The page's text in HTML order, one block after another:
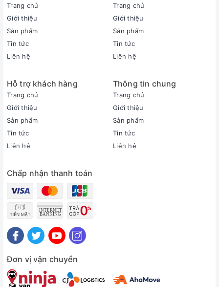
Có Inverter
Công suất làm lạnh:
1 HP - 9000 BTU
Độ ồn trung bình (được đo trong phòng thí nghiệm):
Dòng sản phẩm:
2026
Sản xuất tại:
Thái Lan
Thời gian bảo hành cục lạnh, cục nóng:
Thời gian bảo hành máy nén:
Chất liệu dàn tản nhiệt:
Ống dẫn gas bằng Đồng - Lá tản nhiệt bằng Nhôm phủ
DuraFin
Loại Gas:
R-32
Mức tiêu thụ điện năng
Tiêu thụ điện:
0.67 kWh
Nhãn năng lượng:
5 sao (Hiệu suất năng lượng 5.42)
Trang chủ
Giới thiệu
Sản phẩm
Tin tức
Liên hệ
Trang chủ
Giới thiệu
Sản phẩm
Tin tức
Liên hệ
Hỗ trợ khách hàng
Trang chủ
Giới thiệu
Sản phẩm
Tin tức
Liên hệ
Thông tin chung
Trang chủ
Giới thiệu
Sản phẩm
Tin tức
Liên hệ
Chấp nhận thanh toán
Đơn vị vận chuyển